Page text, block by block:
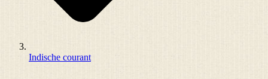
Indische courant